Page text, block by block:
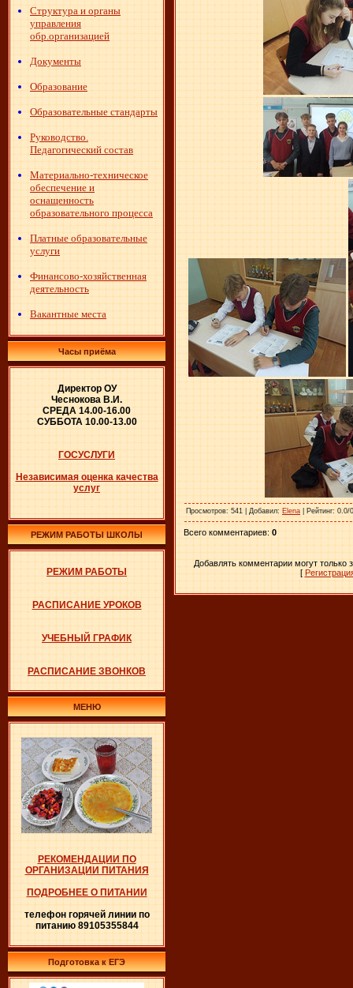
Структура и органы
управления
обр.организацией
Документы
Образование
Образовательные стандарты
Руководство.
Педагогический состав
Материально-техническое
обеспечение и
оснащенность
образовательного процесса
Платные образовательные
услуги
Финансово-хозяйственная
деятельность
Вакантные места
Часы приёма
Директор ОУ
Чеснокова В.И.
СРЕДА 14.00-16.00
СУББОТА 10.00-13.00
ГОСУСЛУГИ
Независимая оценка качества
услуг
РЕЖИМ РАБОТЫ ШКОЛЫ
РЕЖИМ РАБОТЫ
РАСПИСАНИЕ УРОКОВ
УЧЕБНЫЙ ГРАФИК
РАСПИСАНИЕ ЗВОНКОВ
МЕНЮ
РЕКОМЕНДАЦИИ ПО
ОРГАНИЗАЦИИ ПИТАНИЯ
ПОДРОБНЕЕ О ПИТАНИИ
телефон горячей линии по
питанию 89105355844
Подготовка к ЕГЭ
Просмотров: 541 | Добавил: Elena Рейтинг: 0.0/
Всего комментариев: 0
Добавлять комментарии могут только
[